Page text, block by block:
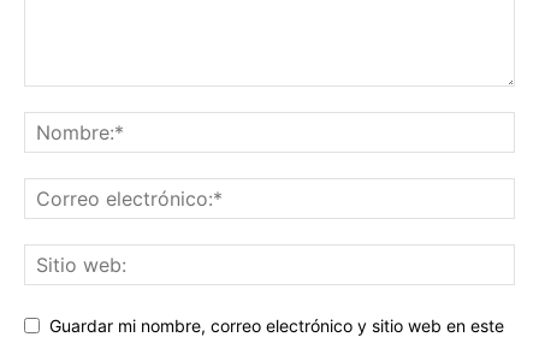
Guardar mi nombre, correo electrónico y sitio web en este